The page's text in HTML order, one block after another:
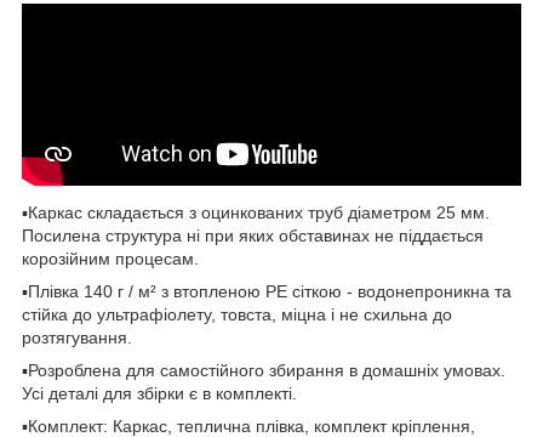
▪️Каркас складається з оцинкованих труб діаметром 25 мм.
Посилена структура ні при яких обставинах не піддається
корозійним процесам.
▪️Плівка 140 г / м² з втопленою PE сіткою - водонепроникна та
стійка до ультрафіолету, товста, міцна і не схильна до
розтягування.
▪️Розроблена для самостійного збирання в домашніх умовах.
Усі деталі для збірки є в комплекті.
▪️Комплект: Каркас, теплична плівка, комплект кріплення,